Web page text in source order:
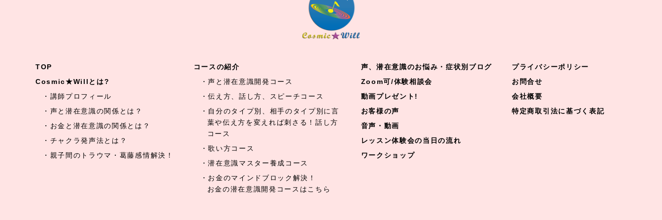
TOP
Cosmic★Willとは?
・講師プロフィール
・声と潜在意識の関係とは？
・お金と潜在意識の関係とは？
・チャクラ発声法とは？
・親子間のトラウマ・葛藤感情解決！
コースの紹介
・声と潜在意識開発コース
・伝え方、話し方、スピーチコース
・自分のタイプ別、相手のタイプ別に言
葉や伝え方を変えれば刺さる！話し方
コース
・歌い方コース
・潜在意識マスター養成コース
・お金のマインドブロック解決！
お金の潜在意識開発コースはこちら
声、潜在意識のお悩み・症状別ブログ
Zoom可/体験相談会
動画プレゼント!
お客様の声
音声・動画
レッスン体験会の当日の流れ
ワークショップ
プライバシーポリシー
お問合せ
会社概要
特定商取引法に基づく表記